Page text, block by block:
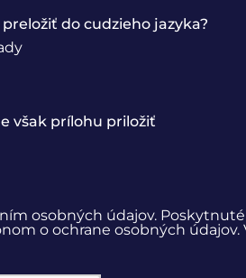
do cudzieho jazyka?
však prílohu priložiť
osobných údajov.
o ochrane osobných